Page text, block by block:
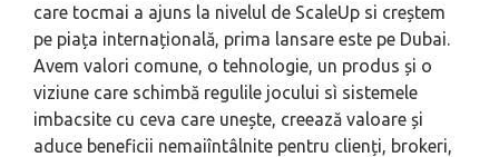
care tocmai a ajuns la nivelul de ScaleUp si creștem
pe piața internațională, prima lansare este pe Dubai.
Avem valori comune, o tehnologie, un produs și o
viziune care schimbă regulile jocului sì sistemele
imbacsite cu ceva care unește, creează valoare și
aduce beneficii nemaiîntâlnite pentru clienți, brokeri,